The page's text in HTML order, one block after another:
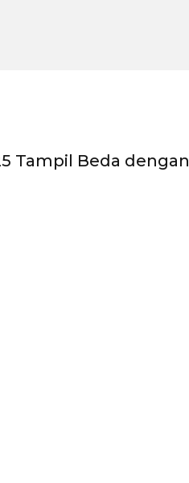
Tampil Beda dengan